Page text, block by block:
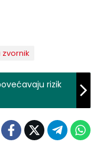
rizik